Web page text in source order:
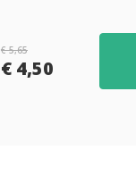
€ 5,65
€ 4,50